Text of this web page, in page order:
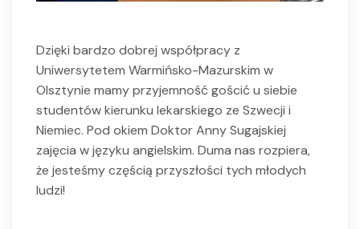
Dzięki bardzo dobrej współpracy z
Uniwersytetem Warmińsko-Mazurskim w
Olsztynie mamy przyjemność gościć u siebie
studentów kierunku lekarskiego ze Szwecji i
Niemiec. Pod okiem Doktor Anny Sugajskiej
zajęcia w języku angielskim. Duma nas rozpiera,
że jesteśmy częścią przyszłości tych młodych
ludzi!